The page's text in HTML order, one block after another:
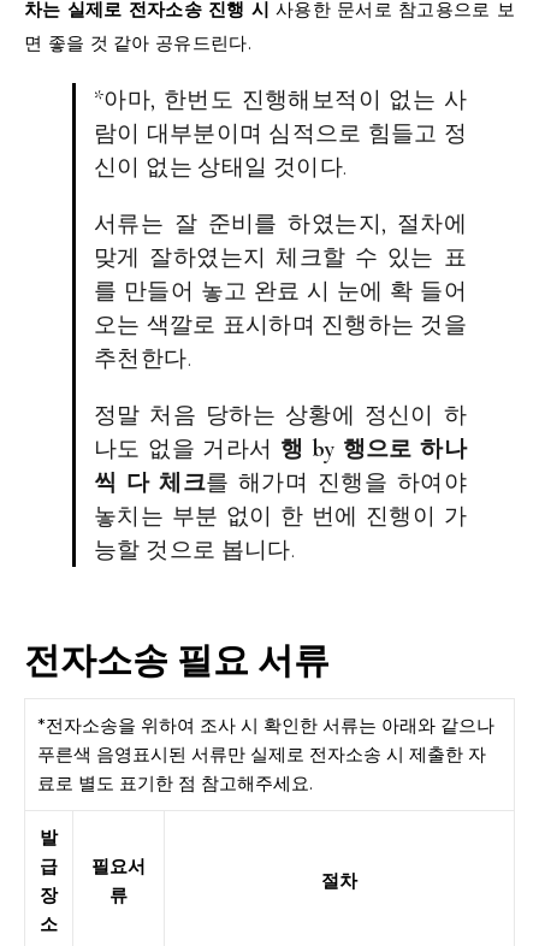
차는 실제로 전자소송 진행 시 사용한 문서로 참고용으로 보
면 좋을 것 같아 공유드린다.
*아마, 한번도 진행해보적이 없는 사
람이 대부분이며 심적으로 힘들고 정
신이 없는 상태일 것이다.
서류는 잘 준비를 하였는지, 절차에
맞게 잘하였는지 체크할 수 있는 표
를 만들어 놓고 완료 시 눈에 확 들어
오는 색깔로 표시하며 진행하는 것을
추천한다.
정말 처음 당하는 상황에 정신이 하
나도 없을 거라서 행 by 행으로 하나
씩 다 체크를 해가며 진행을 하여야
놓치는 부분 없이 한 번에 진행이 가
능할 것으로 봅니다.
전자소송 필요 서류
*전자소송을 위하여 조사 시 확인한 서류는 아래와 같으나
푸른색 음영표시된 서류만 실제로 전자소송 시 제출한 자
료로 별도 표기한 점 참고해주세요.
발
급
장
소
필요서
류
절차